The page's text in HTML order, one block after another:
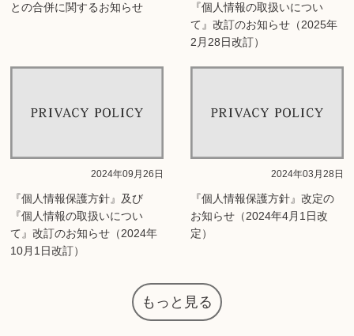
との合併に関するお知らせ
『個人情報の取扱いについ
て』改訂のお知らせ（2025年
2月28日改訂）
2024年09月26日
『個人情報保護方針』及び
『個人情報の取扱いについ
て』改訂のお知らせ（2024年
10月1日改訂）
2024年03月28日
『個人情報保護方針』改定の
お知らせ（2024年4月1日改
定）
もっと見る